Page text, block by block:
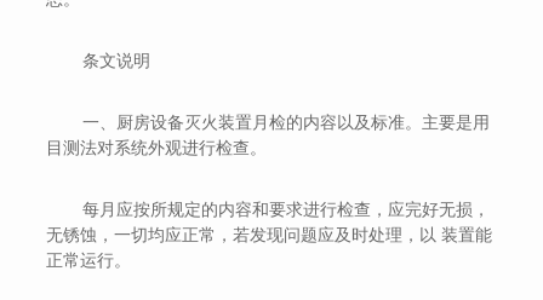
条文说明
一、厨房设备灭火装置月检的内容以及标准。主要是用
目测法对系统外观进行检查。
每月应按所规定的内容和要求进行检查，应完好无损，
无锈蚀，一切均应正常，若发现问题应及时处理，以 装置能
正常运行。